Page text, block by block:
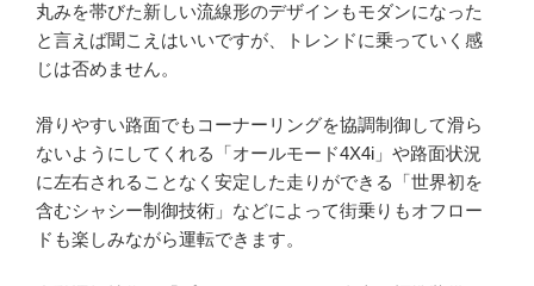
丸みを帯びた新しい流線形のデザインもモダンになった
と言えば聞こえはいいですが、トレンドに乗っていく感
じは否めません。
滑りやすい路面でもコーナーリングを協調制御して滑ら
ないようにしてくれる「オールモード4X4i」や路面状況
に左右されることなく安定した走りができる「世界初を
含むシャシー制御技術」などによって街乗りもオフロー
ドも楽しみながら運転できます。